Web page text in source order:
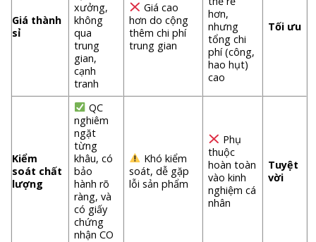
Giá thành
sỉ
xưởng,
không
qua
trung
gian,
cạnh
tranh
Giá cao
hơn do cộng
thêm chi phí
trung gian
hơn,
nhưng
tổng chi
phí (công,
hao hụt)
cao
Tối ưu
Kiểm
soát chất
lượng
QC
nghiêm
ngặt
từng
khâu, có
bảo
hành rõ
ràng, và
có giấy
chứng
nhận CO
Khó kiểm
soát, dễ gặp
lỗi sản phẩm
Phụ
thuộc
hoàn toàn
vào kinh
nghiệm cá
nhân
Tuyệt
vời